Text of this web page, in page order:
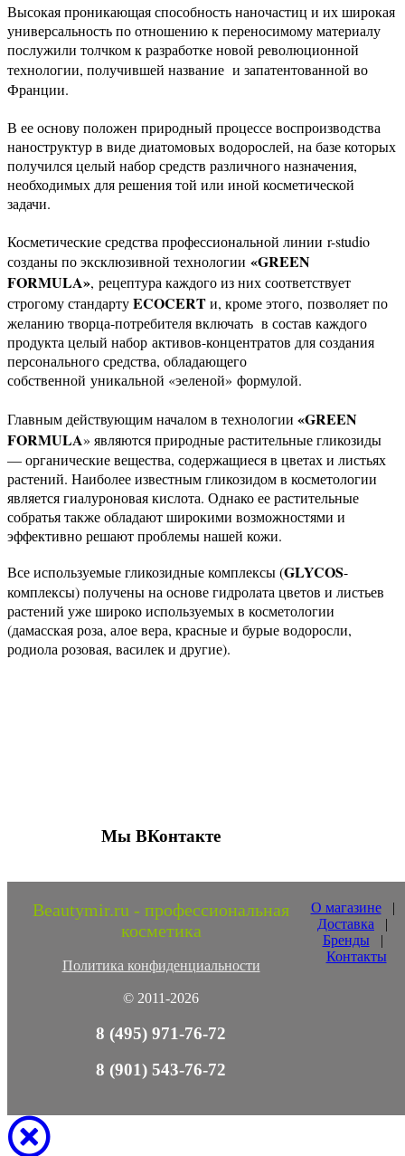
Высокая проникающая способность наночастиц и их широкая
универсальность по отношению к переносимому материалу
послужили толчком к разработке новой революционной
технологии, получившей название и запатентованной во
Франции.
В ее основу положен природный процессе воспроизводства
наноструктур в виде диатомовых водорослей, на базе которых
получился целый набор средств различного назначения,
необходимых для решения той или иной косметической
задачи.
Косметические средства профессиональной линии r-studio
созданы по эксклюзивной технологии «GREEN
FORMULA», рецептура каждого из них соответствует
строгому стандартуECOCERTи, кроме этого, позволяет по
желанию творца-потребителя включать в состав каждого
продукта целый набор активов-концентратов для создания
персонального средства, обладающего
собственной уникальной «эеленой» формулой.
Главным действующим началом в технологии «GREEN
FORMULA» являются природные растительные гликозиды
— органические вещества, содержащиеся в цветах и листьях
растений. Наиболее известным гликозидом в косметологии
является гиалуроновая кислота. Однако ее растительные
собратья также обладают широкими возможностями и
эффективно решают проблемы нашей кожи.
Все используемые гликозидные комплексы (GLYCOS-
комплексы) получены на основе гидролата цветов и листьев
растений уже широко используемых в косметологии
(дамасская роза, алое вера, красные и бурые водоросли,
родиола розовая, василек и другие).
Мы ВКонтакте
Beautymir.ru - профессиональная
косметика
Политика конфиденциальности
© 2011-2026
О магазине|
Доставка |
Бренды |
Контакты
8 (495) 971-76-72
8 (901) 543-76-72